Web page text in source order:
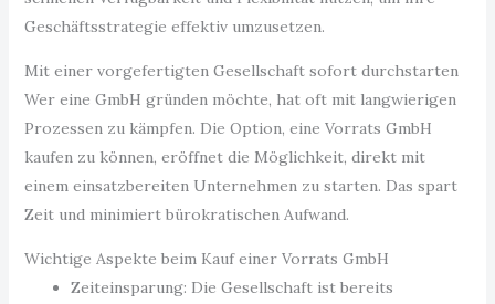
Geschäftsstrategie effektiv umzusetzen.
Mit einer vorgefertigten Gesellschaft sofort durchstarten
Wer eine GmbH gründen möchte, hat oft mit langwierigen
Prozessen zu kämpfen. Die Option, eine Vorrats GmbH
kaufen zu können, eröffnet die Möglichkeit, direkt mit
einem einsatzbereiten Unternehmen zu starten. Das spart
Zeit und minimiert bürokratischen Aufwand.
Wichtige Aspekte beim Kauf einer Vorrats GmbH
Zeiteinsparung: Die Gesellschaft ist bereits